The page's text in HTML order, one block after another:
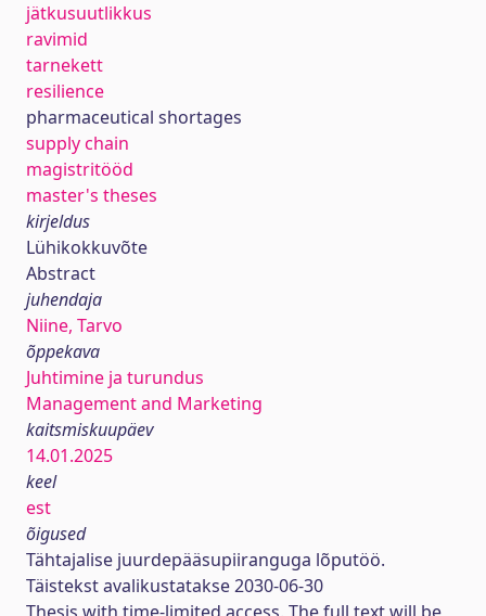
jätkusuutlikkus
ravimid
tarnekett
resilience
pharmaceutical shortages
supply chain
magistritööd
master's theses
kirjeldus
Lühikokkuvõte
Abstract
juhendaja
Niine, Tarvo
õppekava
Juhtimine ja turundus
Management and Marketing
kaitsmiskuupäev
14.01.2025
keel
est
õigused
Tähtajalise juurdepääsupiiranguga lõputöö.
Täistekst avalikustatakse 2030-06-30